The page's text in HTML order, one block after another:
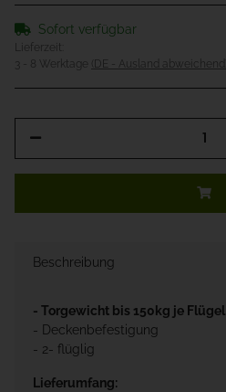
Sofort verfügbar
Lieferzeit:
3 - 8 Werktage
(DE - Ausland abweichend)
Beschreibung
- Torgewicht bis 150kg je Flügel
- Deckenbefestigung
- 2- flüglig
Lieferumfang: